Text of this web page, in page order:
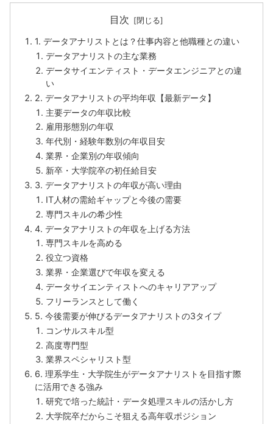
目次
1. データアナリストとは？仕事内容と他職種との違い
データアナリストの主な業務
データサイエンティスト・データエンジニアとの違
い
2. データアナリストの平均年収【最新データ】
主要データの年収比較
雇用形態別の年収
年代別・経験年数別の年収目安
業界・企業別の年収傾向
新卒・大学院卒の初任給目安
3. データアナリストの年収が高い理由
IT人材の需給ギャップと今後の需要
専門スキルの希少性
4. データアナリストの年収を上げる方法
専門スキルを高める
役立つ資格
業界・企業選びで年収を変える
データサイエンティストへのキャリアアップ
フリーランスとして働く
5. 今後需要が伸びるデータアナリストの3タイプ
コンサルスキル型
高度専門型
業界スペシャリスト型
6. 理系学生・大学院生がデータアナリストを目指す際
に活用できる強み
研究で培った統計・データ処理スキルの活かし方
大学院卒だからこそ狙える高年収ポジション